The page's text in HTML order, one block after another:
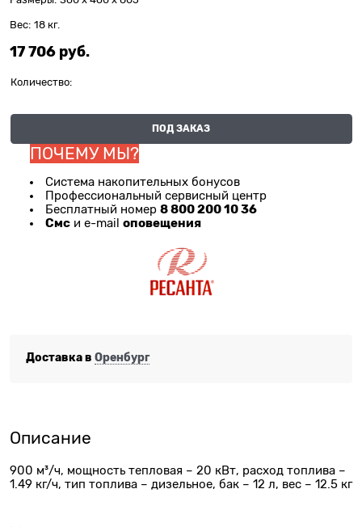
Вес: 18 кг.
17 706 руб.
Количество:
ПОД ЗАКАЗ
ПОЧЕМУ МЫ?
Система накопительных бонусов
Профессиональный сервисный центр
Бесплатный номер 8 800 200 10 36
Смс и e-mail оповещения
Доставка в Оренбург
Описание
900 м³/ч, мощность тепловая – 20 кВт, расход топлива –
1.49 кг/ч, тип топлива – дизельное, бак – 12 л, вес – 12.5 кг